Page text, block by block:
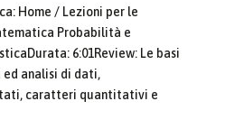
Home / Lezioni per le
Probabilità e
6:01Review: Le basi
analisi di dati,
caratteri quantitativi e